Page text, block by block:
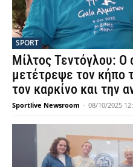
SPORT
Μίλτος Τεντόγλου:
μετέτρεψε τον κήπο
τον καρκίνο και την
Sportlive Newsroom - 08/10/2025